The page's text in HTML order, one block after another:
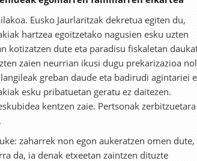
Eusko Jaurlaritzak dekretua egiten du,
hartzea egoitzetako nagusien esku uzten
kotizatzen dute eta paradisu fiskaletan
zaien neurrian ikusi dugu prekarizazioa
greban daude eta badirudi agintariei
esku pribatuetan geratu ez daitezen.
kentzen zaie. Pertsonak zerbitzuetara
zaharrek non egon aukeratzen omen dute,
da, ia denak etxeetan zaintzen dituzte